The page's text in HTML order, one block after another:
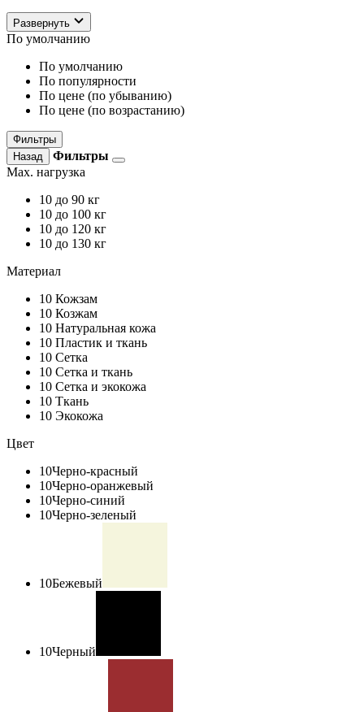
Развернуть
По умолчанию
По умолчанию
По популярности
По цене (по убыванию)
По цене (по возрастанию)
Фильтры
Назад
Фильтры
Max. нагрузка
10 до 90 кг
10 до 100 кг
10 до 120 кг
10 до 130 кг
Материал
10 Кожзам
10 Козжам
10 Натуральная кожа
10 Пластик и ткань
10 Сетка
10 Сетка и ткань
10 Сетка и экокожа
10 Ткань
10 Экокожа
Цвет
10Черно-красный
10Черно-оранжевый
10Черно-синий
10Черно-зеленый
10Бежевый
10Черный